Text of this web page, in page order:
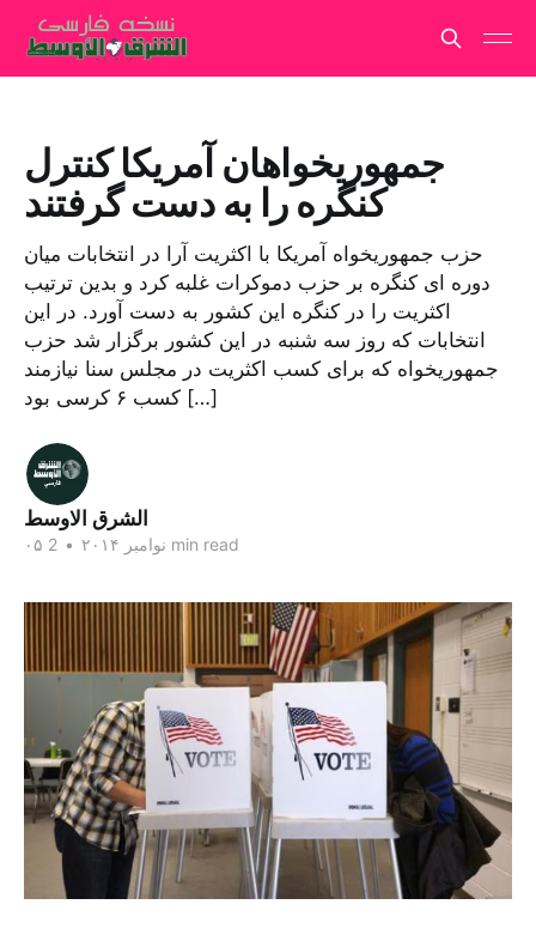
جمهوریخواهان آمریکا کنترل
کنگره را به دست گرفتند
حزب جمهوریخواه آمریکا با اکثریت آرا در انتخابات میان
دوره ای کنگره بر حزب دموکرات غلبه کرد و بدین ترتیب
اکثریت را در کنگره این کشور به دست آورد. در این
انتخابات که روز سه شنبه در این کشور برگزار شد حزب
جمهوریخواه که برای کسب اکثریت در مجلس سنا نیازمند
کسب ۶ کرسی بود […]
الشرق الاوسط
۰۵ نوامبر ۲۰۱۴ • 2 min read